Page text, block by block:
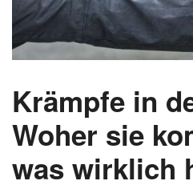
Krämpfe in
Woher sie
was wirklich